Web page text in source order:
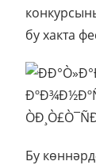
бу хакта
Бу